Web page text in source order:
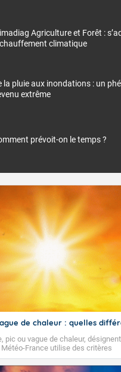
Agriculture et Forêt :
climatique
la pluie aux inondations : un
extrême
prévoit-on le temps ?
de chaleur : quelles
pic ou vague de chaleur,
France utilise des critères
évaluer et qualifier les épisodes
sanitaires et socio-